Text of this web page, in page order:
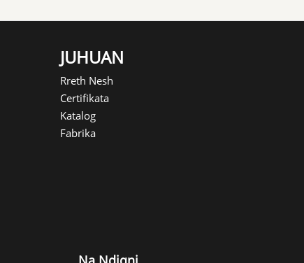
JUHUAN
Rreth Nesh
Certifikata
Katalog
Fabrika